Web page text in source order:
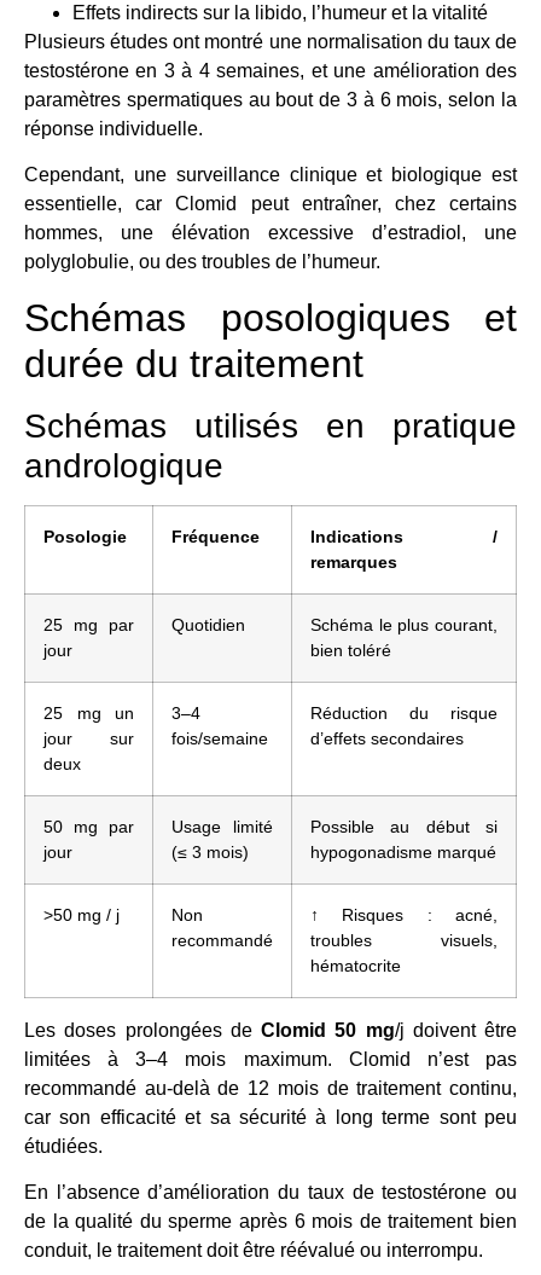
Effets indirects sur la libido, l’humeur et la vitalité
Plusieurs études ont montré une normalisation du taux de
testostérone en 3 à 4 semaines, et une amélioration des
paramètres spermatiques au bout de 3 à 6 mois, selon la
réponse individuelle.
Cependant, une surveillance clinique et biologique est
essentielle, car Clomid peut entraîner, chez certains
hommes, une élévation excessive d’estradiol, une
polyglobulie, ou des troubles de l’humeur.
Schémas posologiques et
durée du traitement
Schémas utilisés en pratique
andrologique
Posologie Fréquence
Indications /
remarques
25 mg par
jour
Quotidien
Schéma le plus courant,
bien toléré
25 mg un
jour sur
deux
3–4
fois/semaine
Réduction du risque
d’effets secondaires
50 mg par
jour
Usage limité
(≤ 3 mois)
Possible au début si
hypogonadisme marqué
>50 mg / j
Non
recommandé
↑ Risques : acné,
troubles visuels,
hématocrite
Les doses prolongées de Сlomid 50 mg/j doivent être
limitées à 3–4 mois maximum. Clomid n’est pas
recommandé au-delà de 12 mois de traitement continu,
car son efficacité et sa sécurité à long terme sont peu
étudiées.
En l’absence d’amélioration du taux de testostérone ou
de la qualité du sperme après 6 mois de traitement bien
conduit, le traitement doit être réévalué ou interrompu.